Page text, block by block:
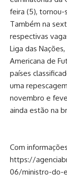
feira (5), tornou-
Também na
respectivas
Liga das
Americana de
países
uma
novembro e
ainda estão na
Com
https://
06/ministro-do-